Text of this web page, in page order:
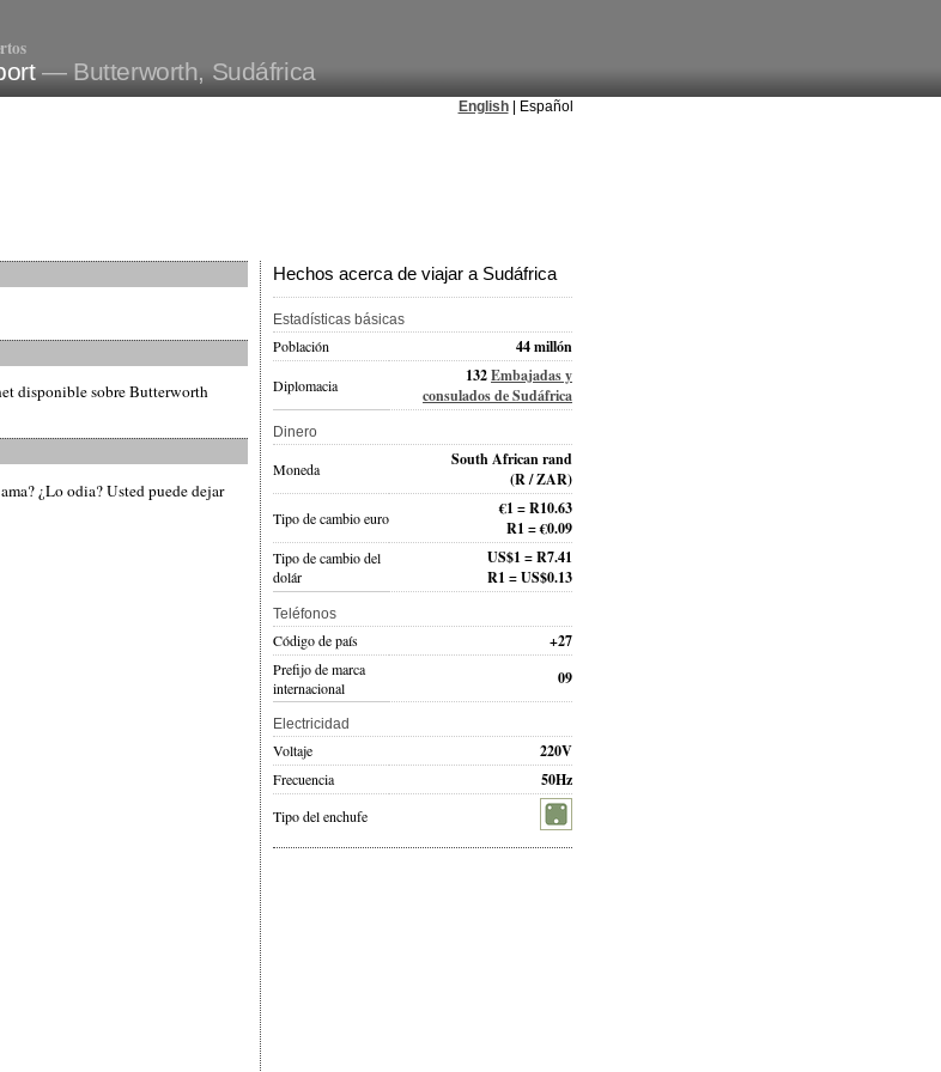
— Butterworth, Sudáfrica
English| Español
disponible sobre Butterworth
¿Lo odia? Usted puede dejar
Hechos acerca de viajar a Sudáfrica
Estadísticas básicas
Población 44 millón
Diplomacia 132Embajadas y
consulados de Sudáfrica
Dinero
Moneda
South African rand
(R / ZAR)
Tipo de cambio euro
€1 = R10.63
R1 = €0.09
Tipo de cambio del
dolár
US$1 = R7.41
R1 = US$0.13
Teléfonos
Código de país +27
Prefijo de marca
internacional
09
Electricidad
Voltaje 220V
Frecuencia 50Hz
Tipo del enchufe